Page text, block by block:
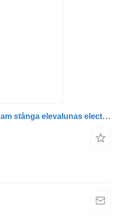
Mecanism regulator de geam stânga elevalunas electrico para MAN 81626456039 / 81626456055 / 81626456051 camión